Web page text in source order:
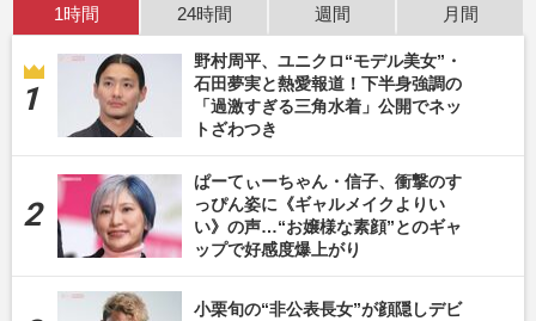
1時間 24時間 週間 月間
野村周平、ユニクロ“モデル美女”・
石田夢実と熱愛報道！下半身強調の
「過激すぎる三角水着」公開でネッ
トざわつき
ぱーてぃーちゃん・信子、衝撃のす
っぴん姿に《ギャルメイクよりい
い》の声…“お嬢様な素顔”とのギャ
ップで好感度爆上がり
小栗旬の“非公表長女”が顔隠しデビ